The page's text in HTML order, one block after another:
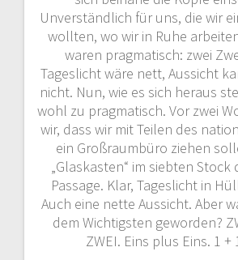
Unverständlich für uns, die wir
wollten, wo wir in Ruhe
waren pragmatisch: zwei
Tageslicht wäre nett, Aussicht
nicht. Nun, wie es sich heraus
wohl zu pragmatisch. Vor zwei
wir, dass wir mit Teilen des
ein Großraumbüro ziehen
„Glaskasten“ im siebten Stock
Passage. Klar, Tageslicht in
Auch eine nette Aussicht. Aber
dem Wichtigsten geworden?
ZWEI. Eins plus Eins. 1